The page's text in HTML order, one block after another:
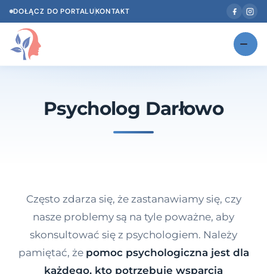
DOŁĄCZ DO PORTALUKONTAKT
NOWOŚĆ
Dawka wiedzy
Dla specjalistów
Psycholog Darłowo
Często zdarza się, że zastanawiamy się, czy
nasze problemy są na tyle poważne, aby
skonsultować się z psychologiem. Należy
pamiętać, że pomoc psychologiczna jest dla
każdego, kto potrzebuje wsparcia